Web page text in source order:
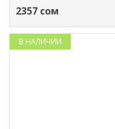
2357 сом
В НАЛИЧИИ